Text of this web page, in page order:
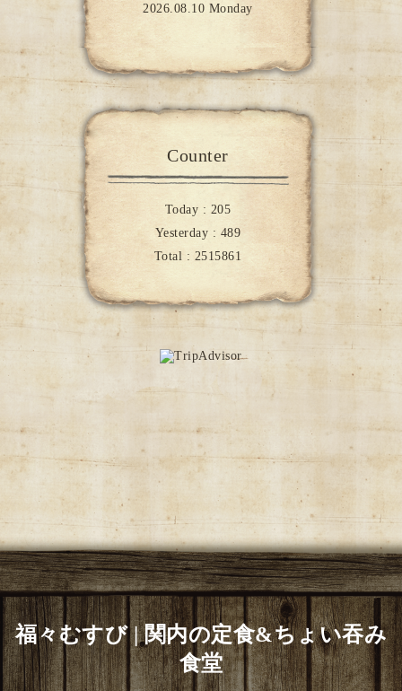
2026.08.10 Monday
Counter
Today : 205
Yesterday : 489
Total : 2515861
福々むすび | 関内の定食&ちょい吞み
食堂